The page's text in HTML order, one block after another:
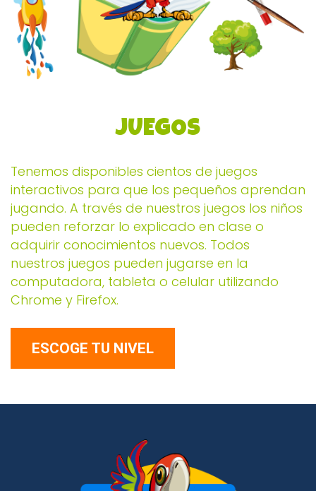
JUEGOS
Tenemos disponibles cientos de juegos
interactivos para que los pequeños aprendan
jugando. A través de nuestros juegos los niños
pueden reforzar lo explicado en clase o
adquirir conocimientos nuevos. Todos
nuestros juegos pueden jugarse en la
computadora, tableta o celular utilizando
Chrome y Firefox.
ESCOGE TU NIVEL